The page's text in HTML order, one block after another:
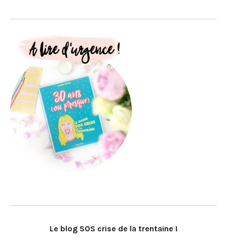
Le blog SOS crise de la trentaine !